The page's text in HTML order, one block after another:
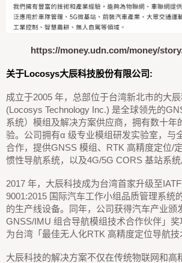
https://money.udn.com/money/
关于Locosys大辰科技股份有限公司:
成立于2005 年，总部位于台湾新北市的大
(Locosys Technology Inc.) 是全球领先的
系统）模组及解决方案供应商，拥有数十年
验。公司拥有α 级专业模组研发实验室，与
合作，提供GNSS 模组、RTK 高精度定位/
惯性导航系统，以及4G/5G CORS 基站系统
2017 年，大辰科技成为台湾首家升级至
9001:2015 国际汽车工作小组品质管理系统
的生产线设备。同年，公司获得汽车产业颁
GNSS/IMU 组合导航模组技术合作伙伴」
为台湾「最佳无人化RTK 高精度定位导航技
大辰科技的解决方案不仅在传统物联网和高